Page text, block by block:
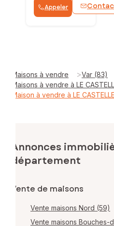
Appeler
Maisons à vendre >Var (83)
Maisons à vendre à LE
Maison à vendre à LE
Annonces
département
Vente de maisons
Vente maisons Nord (59)
Vente maisons Bouches-